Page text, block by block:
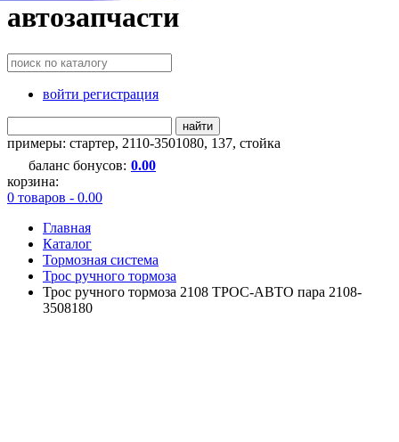
автозапчасти
войти регистрация
найти
примеры: стартер, 2110-3501080, 137, стойка
баланс бонусов: 0.00
корзина:
0 товаров - 0.00
Главная
Каталог
Тормозная система
Трос ручного тормоза
Трос ручного тормоза 2108 ТРОС-АВТО пара 2108-
3508180